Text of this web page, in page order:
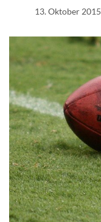
13. Oktober 2015